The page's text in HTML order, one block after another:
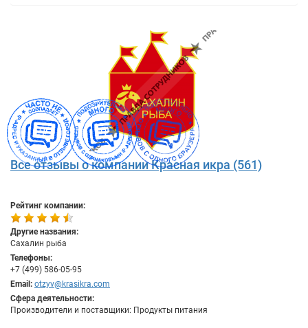
Все отзывы о компании Красная икра (561)
Рейтинг компании:
Другие названия:
Сахалин рыба
Телефоны:
+7 (499) 586-05-95
Email: otzyv@krasikra.com
Сфера деятельности:
Производители и поставщики: Продукты питания